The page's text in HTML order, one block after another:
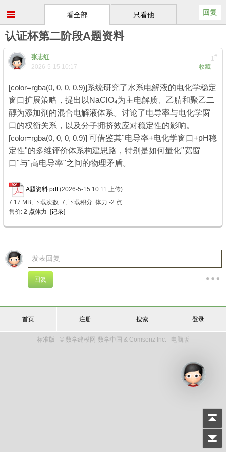
只看他
看全部 回复
认证杯第二阶段A题资料
1#
张志红
收藏
2026-5-15 10:17
[color=rgba(0, 0, 0, 0.9)]系统研究了水系电解液的电化学稳定
窗口扩展策略，提出以NaClO₄为主电解质、乙腈和聚乙二
醇为添加剂的混合电解液体系。讨论了电导率与电化学窗
口的权衡关系，以及分子拥挤效应对稳定性的影响。
[color=rgba(0, 0, 0, 0.9)] 可借鉴其"电导率+电化学窗口+pH稳
定性"的多维评价体系构建思路，特别是如何量化"宽窗
口"与"高电导率"之间的物理矛盾。
A题资料.pdf (2026-5-15 10:11 上传)
7.17 MB, 下载次数: 7, 下载积分: 体力 -2 点
售价: 2 点体力 [记录]
首页 注册 搜索 登录
标准版 © 数学建模网-数学中国 & Comsenz Inc. 电脑版